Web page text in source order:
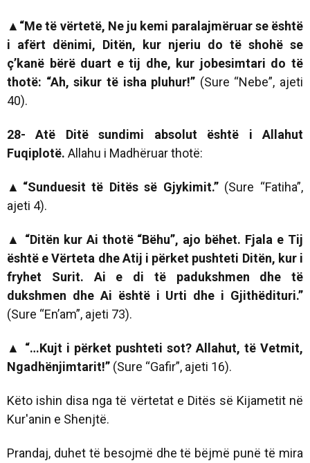
▲“Me të vërtetë, Ne ju kemi paralajmëruar se është
i afërt dënimi, Ditën, kur njeriu do të shohë se
ç’kanë bërë duart e tij dhe, kur jobesimtari do të
thotë: “Ah, sikur të isha pluhur!” (Sure “Nebe”, ajeti
40).
28- Atë Ditë sundimi absolut është i Allahut
Fuqiplotë. Allahu i Madhëruar thotë:
▲“Sunduesit të Ditës së Gjykimit.” (Sure “Fatiha”,
ajeti 4).
▲
“Ditën kur Ai thotë “Bëhu”, ajo bëhet. Fjala e Tij
është e Vërteta dhe Atij i përket pushteti Ditën, kur i
fryhet Surit. Ai e di të padukshmen dhe të
dukshmen dhe Ai është i Urti dhe i Gjithëdituri.”
(Sure “En’am”, ajeti 73).
▲
“…Kujt i përket pushteti sot? Allahut, të Vetmit,
Ngadhënjimtarit!” (Sure “Gafir”, ajeti 16).
Këto ishin disa nga të vërtetat e Ditës së Kijametit në
Kur'anin e Shenjtë.
Prandaj, duhet të besojmë dhe të bëjmë punë të mira